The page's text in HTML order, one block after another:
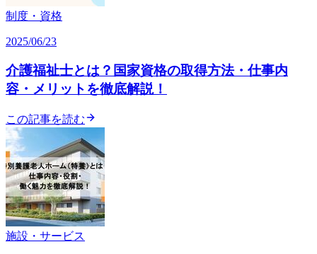
制度・資格
2025/06/23
介護福祉士とは？国家資格の取得方法・仕事内
容・メリットを徹底解説！
この記事を読む
施設・サービス